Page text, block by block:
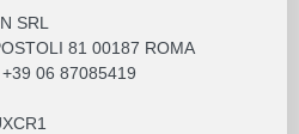
SRL
81 00187 ROMA
06 87085419